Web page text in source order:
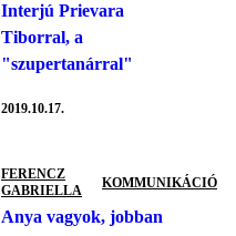
Interjú Prievara
Tiborral, a
"szupertanárral"
2019.10.17.
FERENCZ
GABRIELLA
KOMMUNIKÁCIÓ
Anya vagyok, jobban